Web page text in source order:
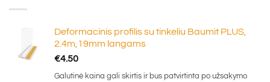
Deformacinis profilis su tinkeliu Baumit PLUS,
2.4m,19mm langams
€4.50
Galutinė kaina gali skirtis ir bus patvirtinta po užsakymo